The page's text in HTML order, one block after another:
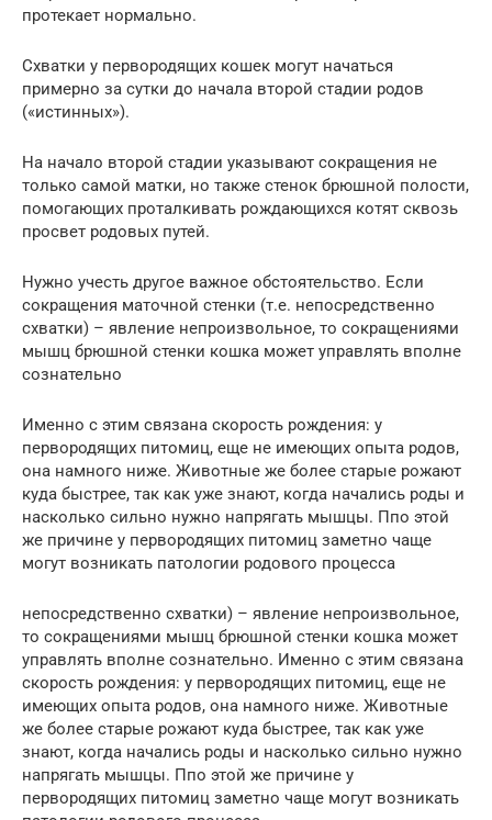
протекает нормально.
Схватки у первородящих кошек могут начаться
примерно за сутки до начала второй стадии родов
(«истинных»).
На начало второй стадии указывают сокращения не
только самой матки, но также стенок брюшной полости,
помогающих проталкивать рождающихся котят сквозь
просвет родовых путей.
Нужно учесть другое важное обстоятельство. Если
сокращения маточной стенки (т.е. непосредственно
схватки) – явление непроизвольное, то сокращениями
мышц брюшной стенки кошка может управлять вполне
сознательно
Именно с этим связана скорость рождения: у
первородящих питомиц, еще не имеющих опыта родов,
она намного ниже. Животные же более старые рожают
куда быстрее, так как уже знают, когда начались роды и
насколько сильно нужно напрягать мышцы. Ппо этой
же причине у первородящих питомиц заметно чаще
могут возникать патологии родового процесса
непосредственно схватки) – явление непроизвольное,
то сокращениями мышц брюшной стенки кошка может
управлять вполне сознательно. Именно с этим связана
скорость рождения: у первородящих питомиц, еще не
имеющих опыта родов, она намного ниже. Животные
же более старые рожают куда быстрее, так как уже
знают, когда начались роды и насколько сильно нужно
напрягать мышцы. Ппо этой же причине у
первородящих питомиц заметно чаще могут возникать